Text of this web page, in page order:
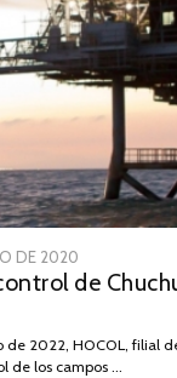
DE 2020
DE
2026
de
de 2022, HOCOL, filial
de los campos …